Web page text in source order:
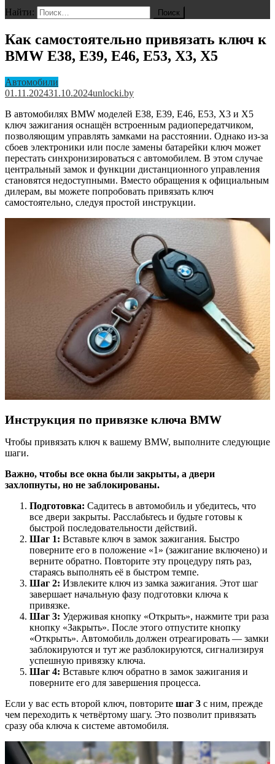
Найти:
Как самостоятельно привязать ключ к
BMW E38, E39, E46, E53, X3, X5
Автомобили
01.11.202431.10.2024unlocki.by
В автомобилях BMW моделей E38, E39, E46, E53, X3 и X5
ключ зажигания оснащён встроенным радиопередатчиком,
позволяющим управлять замками на расстоянии. Однако из-за
сбоев электроники или после замены батарейки ключ может
перестать синхронизироваться с автомобилем. В этом случае
центральный замок и функции дистанционного управления
становятся недоступными. Вместо обращения к официальным
дилерам, вы можете попробовать привязать ключ
самостоятельно, следуя простой инструкции.
Инструкция по привязке ключа BMW
Чтобы привязать ключ к вашему BMW, выполните следующие
шаги.
Важно, чтобы все окна были закрыты, а двери
захлопнуты, но не заблокированы.
Подготовка: Садитесь в автомобиль и убедитесь, что
все двери закрыты. Расслабьтесь и будьте готовы к
быстрой последовательности действий.
Шаг 1: Вставьте ключ в замок зажигания. Быстро
поверните его в положение «1» (зажигание включено) и
верните обратно. Повторите эту процедуру пять раз,
стараясь выполнять её в быстром темпе.
Шаг 2: Извлеките ключ из замка зажигания. Этот шаг
завершает начальную фазу подготовки ключа к
привязке.
Шаг 3: Удерживая кнопку «Открыть», нажмите три раза
кнопку «Закрыть». После этого отпустите кнопку
«Открыть». Автомобиль должен отреагировать — замки
заблокируются и тут же разблокируются, сигнализируя
успешную привязку ключа.
Шаг 4: Вставьте ключ обратно в замок зажигания и
поверните его для завершения процесса.
Если у вас есть второй ключ, повторите шаг 3 с ним, прежде
чем переходить к четвёртому шагу. Это позволит привязать
сразу оба ключа к системе автомобиля.